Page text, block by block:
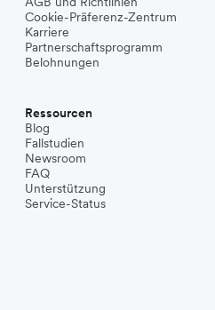
Cookie-Präferenz-Zentrum
Karriere
Partnerschaftsprogramm
Belohnungen
Ressourcen
Blog
Fallstudien
Newsroom
FAQ
Unterstützung
Service-Status